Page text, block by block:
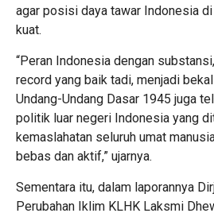
agar posisi daya tawar Indonesia
kuat.
“Peran Indonesia dengan
record yang baik tadi, menjadi
Undang-Undang Dasar 1945 juga
politik luar negeri Indonesia yang
kemaslahatan seluruh umat
bebas dan aktif,” ujarnya.
Sementara itu, dalam laporannya
Perubahan Iklim KLHK Laksmi